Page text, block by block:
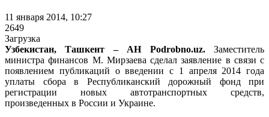
11 января 2014, 10:27
2649
Загрузка
Узбекистан, Ташкент – АН Podrobno.uz.Заместитель
министра финансов М. Мирзаева сделал заявление в связи с
появлением публикаций о введении с 1 апреля 2014 года
уплаты сбора в Республиканский дорожный фонд при
регистрации новых автотранспортных средств,
произведенных в России и Украине.